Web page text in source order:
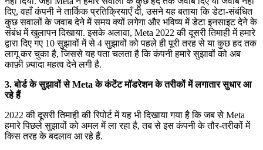
दिए, वहाँ कंपनी ने तार्किक प्रतिक्रियाएँ दी, उसने यह बताया कि डेटा-संबंधित
कुछ सवालों के जवाब देने में समय क्यों लगेगा और भविष्य में डेटा इनसाइट देने के
संबंध में खुलापन दिखाया. इसके अलावा, Meta 2022 की दूसरी तिमाही में हमारे
द्वारा दिए गए 10 सुझावों में से 4 सुझावों को पहले ही पूरी तरह से या कुछ हद तक
लागू कर चुका है, जिससे यह पता चलता है कि कंपनी हमारे सुझावों को अब
काफ़ी ज़्यादा महत्व देने लगी है.
3. बोर्ड के सुझावों से Meta के कंटेंट मॉडरेशन के तरीकों में लगातार सुधार आ
रहे हैं
2022 की दूसरी तिमाही की रिपोर्ट में यह भी दिखाया गया है कि जब से Meta
हमारे पिछले सुझावों को अमल में ला रहा है, तब से इस कंपनी के तौर-तरीकों में
किस तरह के बदलाव आ रहे हैं.